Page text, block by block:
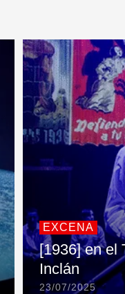
EXCENA
[1936] en el
Inclán
23/07/2025